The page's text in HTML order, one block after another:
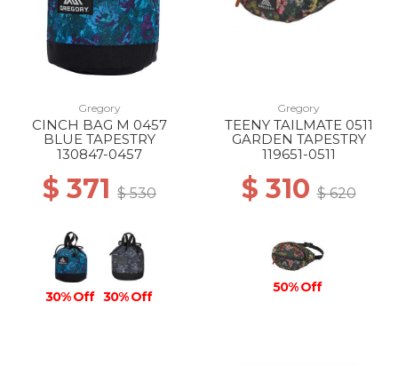
Gregory
CINCH BAG M 0457
BLUE TAPESTRY
130847-0457
$ 371 $ 530
30% Off 30% Off
Gregory
TEENY TAILMATE 0511
GARDEN TAPESTRY
119651-0511
$ 310$ 620
50% Off